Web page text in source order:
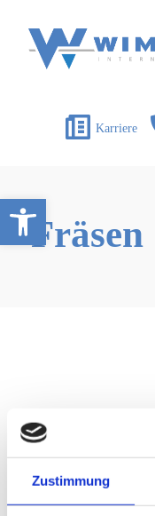
Open toolbar
Zustimmung
Karriere
Fräsen
Die